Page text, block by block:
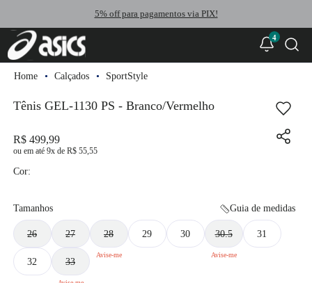
5% off para pagamentos via PIX!
4
Calçados SportStyle
Tênis GEL-1130 PS - Branco/Vermelho
R$ 499,99
ou 9xde R$ 55,55
Cor:
Tamanhos Guia de medidas
26 27 28 29 30 30.5 31
32 33